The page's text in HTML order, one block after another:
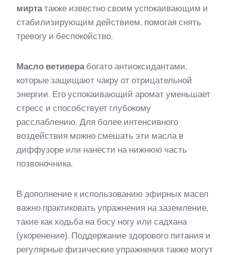
миртатакже известно своим успокаивающим и
стабилизирующим действием, помогая снять
тревогу и беспокойство.
Масло ветиверабогато антиоксидантами,
которые защищают чакру от отрицательной
энергии. Его успокаивающий аромат уменьшает
стресс и способствует глубокому
расслаблению. Для более интенсивного
воздействия можно смешать эти масла в
диффузоре или нанести на нижнюю часть
позвоночника.
В дополнение к использованию эфирных масел
важно практиковать упражнения на заземление,
такие как ходьба на босу ногу или садхана
(укоренение). Поддержание здорового питания и
регулярные физические упражнения также могут